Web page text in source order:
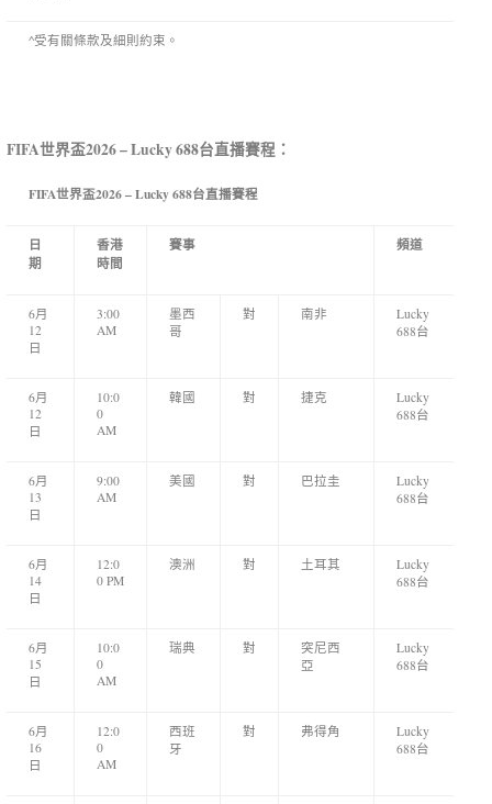
^受有關條款及細則約束。
FIFA世界盃2026 – Lucky 688台直播賽程：
FIFA世界盃2026 – Lucky 688台直播賽程
日
期
香港
時間
賽事 頻道
6月
12
日
3:00
AM
墨西
哥
對 南非
Lucky
688台
6月
12
日
10:0
0
AM
韓國 對 捷克
Lucky
688台
6月
13
日
9:00
AM
美國 對 巴拉圭
Lucky
688台
6月
14
日
12:0
0 PM
澳洲 對 土耳其
Lucky
688台
6月
15
日
10:0
0
AM
瑞典 對
突尼西
亞
Lucky
688台
6月
16
日
12:0
0
AM
西班
牙
對 弗得角
Lucky
688台